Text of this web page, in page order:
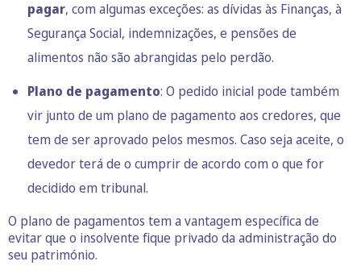
pagar, com algumas exceções: as dívidas às Finanças, à
Segurança Social, indemnizações, e pensões de
alimentos não são abrangidas pelo perdão.
Plano de pagamento: O pedido inicial pode também
vir junto de um plano de pagamento aos credores, que
tem de ser aprovado pelos mesmos. Caso seja aceite, o
devedor terá de o cumprir de acordo com o que for
decidido em tribunal.
O plano de pagamentos tem a vantagem específica de
evitar que o insolvente fique privado da administração do
seu património.